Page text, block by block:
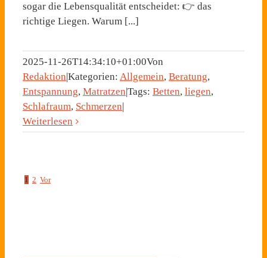
sogar die Lebensqualität entscheidet: 👉 das
richtige Liegen. Warum [...]
2025-11-26T14:34:10+01:00Von
Redaktion Kategorien: Allgemein, Beratung,
Entspannung, Matratzen Tags: Betten, liegen,
Schlafraum, Schmerzen
Weiterlesen
1 2 Vor